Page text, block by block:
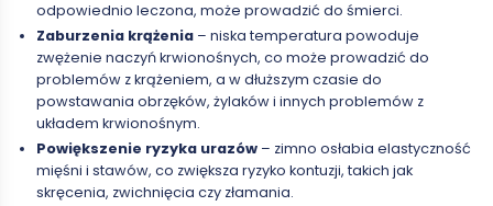
odpowiednio leczona, może prowadzić do śmierci.
Zaburzenia krążenia– niska temperatura powoduje
zwężenie naczyń krwionośnych, co może prowadzić do
problemów z krążeniem, a w dłuższym czasie do
powstawania obrzęków, żylaków i innych problemów z
układem krwionośnym.
Powiększenie ryzyka urazów– zimno osłabia elastyczność
mięśni i stawów, co zwiększa ryzyko kontuzji, takich jak
skręcenia, zwichnięcia czy złamania.